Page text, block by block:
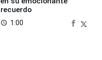
recuerdo
access_time 1:00